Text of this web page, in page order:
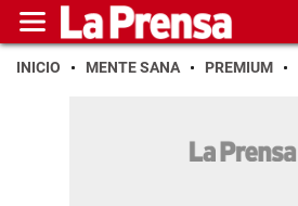
INICIO MENTE SANA PREMIUM